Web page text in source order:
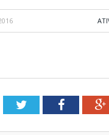
TwitterFacebook